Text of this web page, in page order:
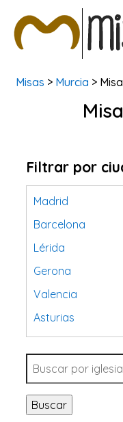
BUSCAR MISAS
Misas > Murcia >
Filtrar por
Madrid
Barcelona
Lérida
Gerona
Valencia
Asturias
Tarragona
Navarra
Valladolid
Sevilla
Buscar